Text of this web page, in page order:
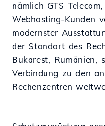
nämlich GTS
Webhosting-Kunden
modernster
der Standort des
Bukarest, Rumänien,
Verbindung zu den
Rechenzentren